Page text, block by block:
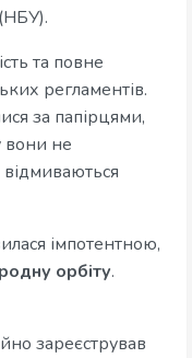
та повне
регламентів.
за папірцями,
вони не
імпотентною,
орбіту.
зареєстрував